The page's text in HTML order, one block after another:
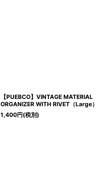
【PUEBCO】VINTAGE MATERIAL
ORGANIZER WITH RIVET（Large）
1,400円(税別)